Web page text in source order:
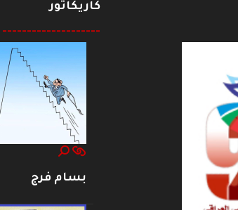
كاريكاتور
--------------------
بسام فرج